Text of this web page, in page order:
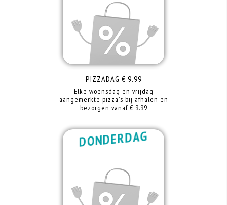
PIZZADAG € 9.99
Elke woensdag en vrijdag
aangemerkte pizza's bij afhalen en
bezorgen vanaf € 9.99
DONDERDAG